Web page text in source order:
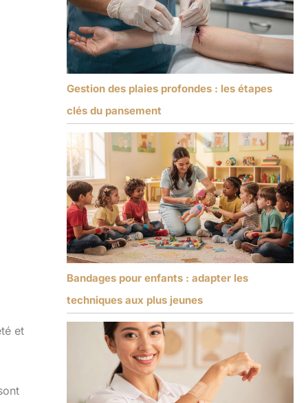
et
Gestion des plaies profondes : les étapes
clés du pansement
Bandages pour enfants : adapter les
techniques aux plus jeunes